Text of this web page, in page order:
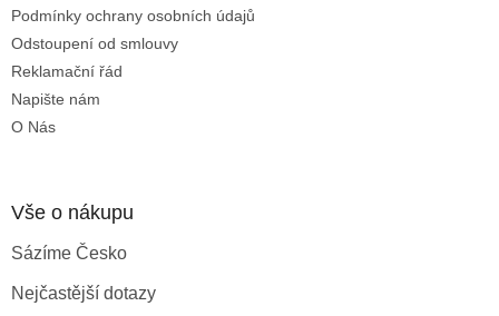
Podmínky ochrany osobních údajů
Odstoupení od smlouvy
Reklamační řád
Napište nám
O Nás
Vše o nákupu
Sázíme Česko
Nejčastější dotazy